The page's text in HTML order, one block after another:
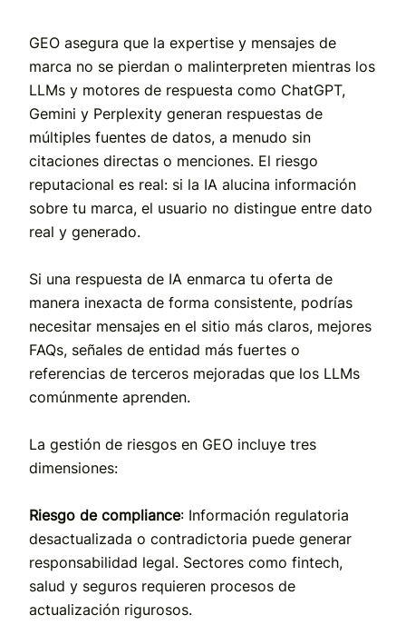
GEO asegura que la expertise y mensajes de
marca no se pierdan o malinterpreten mientras los
LLMs y motores de respuesta como ChatGPT,
Gemini y Perplexity generan respuestas de
múltiples fuentes de datos, a menudo sin
citaciones directas o menciones. El riesgo
reputacional es real: si la IA alucina información
sobre tu marca, el usuario no distingue entre dato
real y generado.
Si una respuesta de IA enmarca tu oferta de
manera inexacta de forma consistente, podrías
necesitar mensajes en el sitio más claros, mejores
FAQs, señales de entidad más fuertes o
referencias de terceros mejoradas que los LLMs
comúnmente aprenden.
La gestión de riesgos en GEO incluye tres
dimensiones:
Riesgo de compliance: Información regulatoria
desactualizada o contradictoria puede generar
responsabilidad legal. Sectores como fintech,
salud y seguros requieren procesos de
actualización rigurosos.